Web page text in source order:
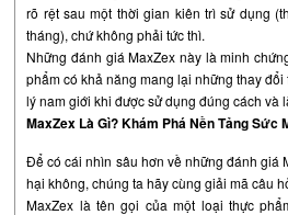
rõ rệt sau một thời gian kiên trì sử dụng
tháng), chứ không phải tức thì.
Những đánh giá MaxZex này là minh
phẩm có khả năng mang lại những thay
lý nam giới khi được sử dụng đúng cách và
MaxZex Là Gì? Khám Phá Nền Tảng Sức
Để có cái nhìn sâu hơn về những đánh giá
hại không, chúng ta hãy cùng giải mã câu
MaxZex là tên gọi của một loại thực